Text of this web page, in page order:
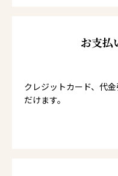
お支払
クレジットカード、代
だけます。